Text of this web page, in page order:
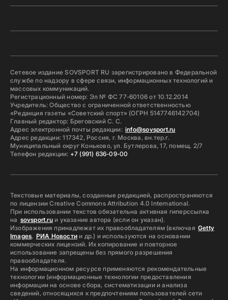
Сетевое издание SOVSPORT RU зарегистрировано в Федеральной
службе по надзору в сфере связи, информационных технологий и
массовых коммуникаций.
Регистрационный номер: Эл № ФС 77-60106 от 10.12.2014
Учредитель: Общество с ограниченной ответственностью
«Редакция газеты «Советский спорт» (ОГРН 5147746142704)
Главный редактор: Бреговский С. С.
Адрес электронной почты редакции: info@sovsport.ru
Адрес редакции: 117342, Россия, г. Москва, вн.тер.г.
Муниципальный округ Коньково, ул. Бутлерова, 17, помещ. 2/7
Телефон редакции: +7 (991) 636-09-00
Текстовые материалы, созданные редакцией, распространяются
по лицензии Creative Commons Attribution 4.0 International.
При использовании текстов обязательна активная гиперссылка
на sovsport.ruи указание автора (если он указан).
Изображения принадлежат их правообладателям (включая Getty
Images, РИА Новостии др.) и используются на основании
коммерческих лицензий. Их копирование и повторное
использование запрещены без прямого разрешения
правообладателя.
На информационном ресурсе применяются рекомендательные
технологии (информационные технологии предоставления
информации на основе сбора, систематизации и анализа
сведений, относящихся к предпочтениям пользователей сети